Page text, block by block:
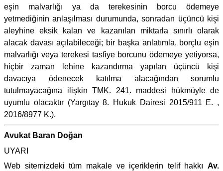
eşin malvarlığı ya da terekesinin borcu ödemeye
yetmediğinin anlaşılması durumunda, sonradan üçüncü kişi
aleyhine eksik kalan ve kazanılan miktarla sınırlı olarak
alacak davası açılabileceği; bir başka anlatımla, borçlu eşin
malvarlığı veya terekesi tasfiye borcunu ödemeye yetiyorsa,
hiçbir zaman lehine kazandırma yapılan üçüncü kişi
davacıya ödenecek katılma alacağından sorumlu
tutulmayacağına ilişkin TMK. 241. maddesi hükmüyle de
uyumlu olacaktır (Yargıtay 8. Hukuk Dairesi 2015/911 E. ,
2016/8977 K.).
Avukat Baran Doğan
UYARI
Web sitemizdeki tüm makale ve içeriklerin telif hakkı Av.